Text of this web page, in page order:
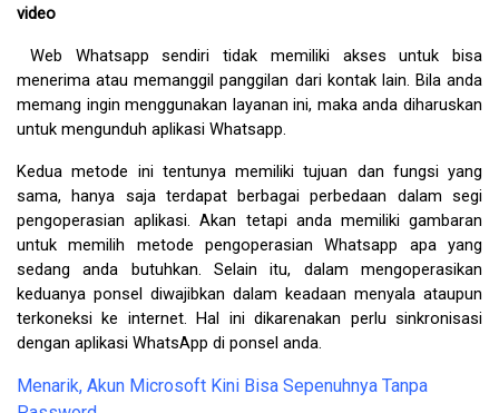
video
Web Whatsapp sendiri tidak memiliki akses untuk bisa
menerima atau memanggil panggilan dari kontak lain. Bila anda
memang ingin menggunakan layanan ini, maka anda diharuskan
untuk mengunduh aplikasi Whatsapp.
Kedua metode ini tentunya memiliki tujuan dan fungsi yang
sama, hanya saja terdapat berbagai perbedaan dalam segi
pengoperasian aplikasi. Akan tetapi anda memiliki gambaran
untuk memilih metode pengoperasian Whatsapp apa yang
sedang anda butuhkan. Selain itu, dalam mengoperasikan
keduanya ponsel diwajibkan dalam keadaan menyala ataupun
terkoneksi ke internet. Hal ini dikarenakan perlu sinkronisasi
dengan aplikasi WhatsApp di ponsel anda.
Menarik, Akun Microsoft Kini Bisa Sepenuhnya Tanpa